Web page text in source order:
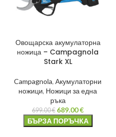
Овощарска акумулаторна
ножица – Campagnola
Stark XL
Campagnola, Акумулаторни
ножици, Ножици за една
ръка
699.00€ 689.00€
БЪРЗА ПОРЪЧКА